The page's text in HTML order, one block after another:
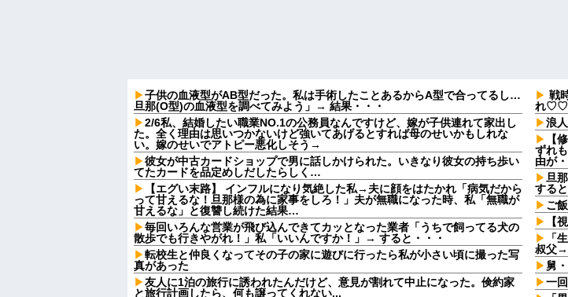
子供の血液型がAB型だった。私は手術したことあるからA型で合ってるし…
旦那(O型)の血液型を調べてみよう」→ 結果・・・
2/6私、結婚したい職業NO.1の公務員なんですけど、嫁が子供連れて家出し
た。全く理由は思いつかないけど強いてあげるとすれば母のせいかもしれな
い。嫁のせいでアトピー悪化しそう→
彼女が中古カードショップで男に話しかけられた。いきなり彼女の持ち歩い
てたカードを品定めしだしたらしく…
【エグい末路】 インフルになり気絶した私→夫に顔をはたかれ「病気だから
って甘えるな！旦那様の為に家事をしろ！」夫が無職になった時、私「無職が
甘えるな」と復讐し続けた結果…
毎回いろんな営業が飛び込んできてカッとなった業者「うちで飼ってる犬の
散歩でも行きやがれ！」私「いいんですか！」→ すると・・・
転校生と仲良くなってその子の家に遊びに行ったら私が小さい頃に撮った写
真があった
友人に1泊の旅行に誘われたんだけど、意見が割れて中止になった。倹約家
と旅行計画したら、何も譲ってくれない...
戦
れ
浪
【
ずれ
由が
旦
する
ご
【
「
叔父→
舅
一